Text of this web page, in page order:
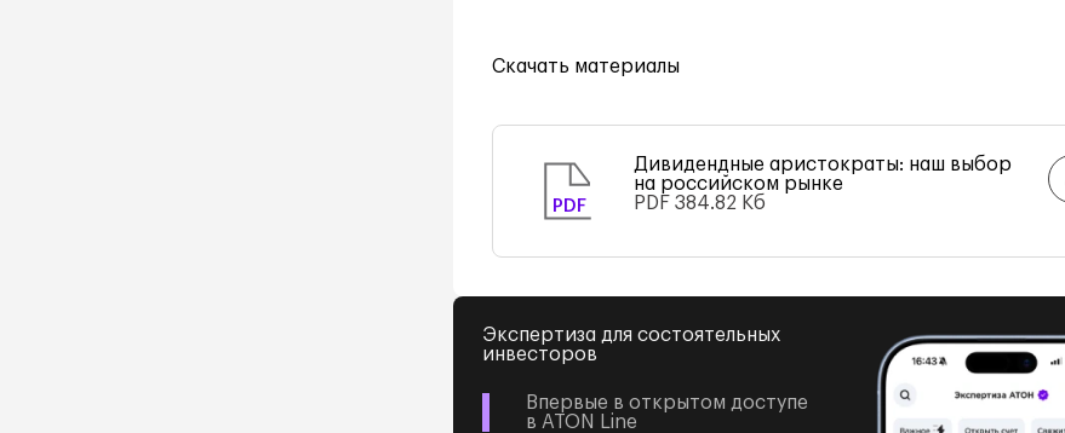
Скачать материалы
PDF
Дивидендные аристократы: наш выбор
на российском рынке
PDF 384.82 Кб
Экспертиза для состоятельных
инвесторов
Впервые в открытом доступе
в ATON Line